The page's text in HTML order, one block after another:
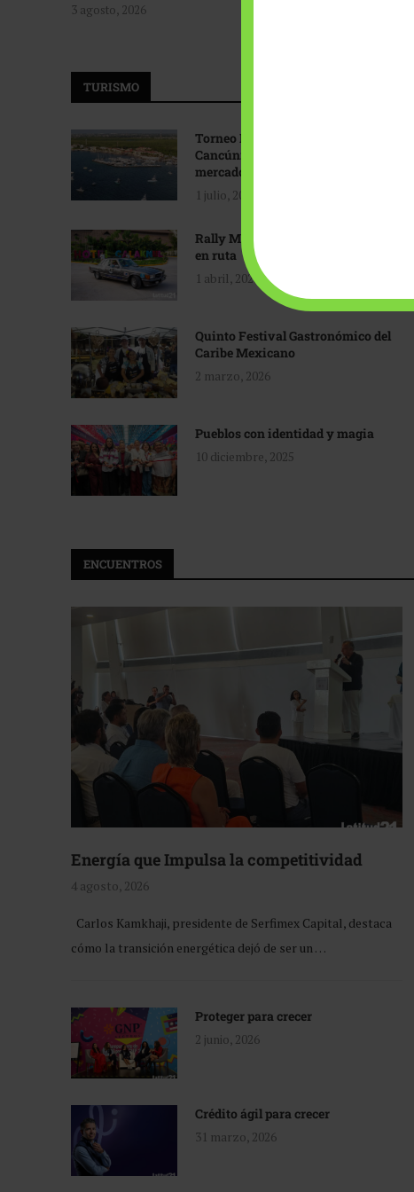
3 agosto, 2026
TURISMO
Torneo Internacional de Pesca
Cancún: Navegando hacia nuevos
mercados
1 julio, 2026
Rally Maya: Herencia automotriz
en ruta
1 abril, 2026
Quinto Festival Gastronómico del
Caribe Mexicano
2 marzo, 2026
Pueblos con identidad y magia
10 diciembre, 2025
ENCUENTROS
Energía que Impulsa la competitividad
4 agosto, 2026
Carlos Kamkhaji, presidente de Serfimex Capital, destaca
cómo la transición energética dejó de ser un …
Proteger para crecer
2 junio, 2026
Crédito ágil para crecer
31 marzo, 2026